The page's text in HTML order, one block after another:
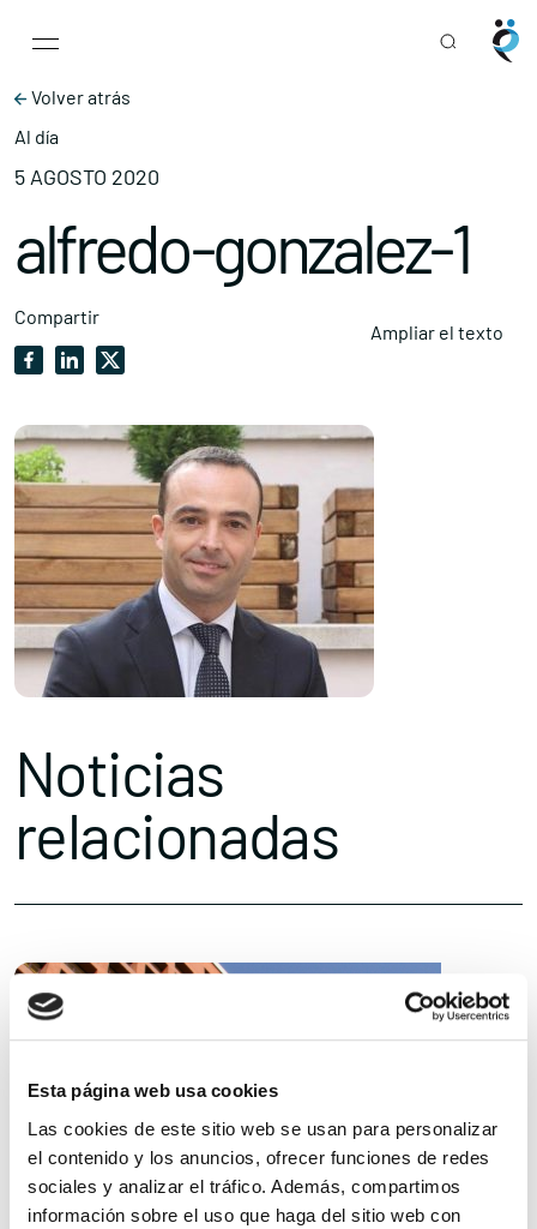
Esta página web usa cookies
Las cookies de este sitio web se usan para personalizar
el contenido y los anuncios, ofrecer funciones de redes
sociales y analizar el tráfico. Además, compartimos
información sobre el uso que haga del sitio web con
Main Navigation
Volver atrás
Al día
5 AGOSTO 2020
alfredo-gonzalez-1
Compartir
Ampliar el texto
Noticias
relacionadas